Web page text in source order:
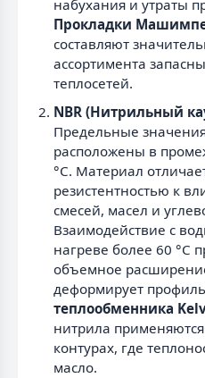
набухания и утраты
Прокладки
составляют
ассортимента
теплосетей.
NBR (Нитрильный
Предельные
расположены в
°С. Материал
резистентностью к
смесей, масел и
Взаимодействие с
нагреве более 60 °С
объемное
деформирует
теплообменника
нитрила
контурах, где
масло.